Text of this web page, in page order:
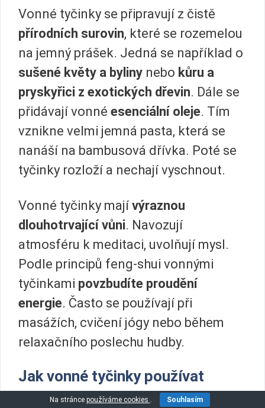
Vonné tyčinky se připravují z čistě
přírodních surovin, které se rozemelou
na jemný prášek. Jedná se například o
sušené květy a byliny nebo kůru a
pryskyřici z exotických dřevin. Dále se
přidávají vonné esenciální oleje. Tím
vznikne velmi jemná pasta, která se
nanáší na bambusová dřívka. Poté se
tyčinky rozloží a nechají vyschnout.
Vonné tyčinky mají výraznou
dlouhotrvající vůni. Navozují
atmosféru k meditaci, uvolňují mysl.
Podle principů feng-shui vonnými
tyčinkami povzbudíte proudění
energie. Často se používají při
masážích, cvičení jógy nebo během
relaxačního poslechu hudby.
Jak vonné tyčinky používat
Na stránce používáme cookies . Souhlasím